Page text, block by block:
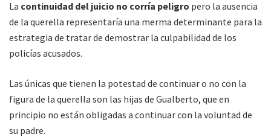
La continuidad del juicio no corría peligro pero la ausencia
de la querella representaría una merma determinante para la
estrategia de tratar de demostrar la culpabilidad de los
policías acusados.
Las únicas que tienen la potestad de continuar o no con la
figura de la querella son las hijas de Gualberto, que en
principio no están obligadas a continuar con la voluntad de
su padre.